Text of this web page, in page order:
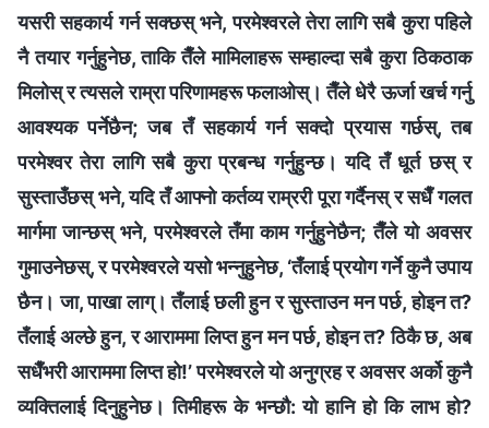
यसरी सहकार्य गर्न सक्छस् भने, परमेश्‍वरले तेरा लागि सबै कुरा पहिले
नै तयार गर्नुहुनेछ, ताकि तैँले मामिलाहरू सम्हाल्दा सबै कुरा ठिकठाक
मिलोस् र त्यसले राम्रा परिणामहरू फलाओस्। तैँले धेरै ऊर्जा खर्च गर्नु
आवश्यक पर्नेछैन; जब तँ सहकार्य गर्न सक्दो प्रयास गर्छस्, तब
परमेश्‍वर तेरा लागि सबै कुरा प्रबन्ध गर्नुहुन्छ। यदि तँ धूर्त छस् र
सुस्ताउँछस् भने, यदि तँ आफ्नो कर्तव्य राम्ररी पूरा गर्दैनस् र सधैँ गलत
मार्गमा जान्छस् भने, परमेश्‍वरले तँमा काम गर्नुहुनेछैन; तैँले यो अवसर
गुमाउनेछस्, र परमेश्‍वरले यसो भन्‍नुहुनेछ, ‘तँलाई प्रयोग गर्ने कुनै उपाय
छैन। जा, पाखा लाग्। तँलाई छली हुन र सुस्ताउन मन पर्छ, होइन त?
तँलाई अल्छे हुन, र आराममा लिप्त हुन मन पर्छ, होइन त? ठिकै छ, अब
सधैँभरी आराममा लिप्त हो!’ परमेश्‍वरले यो अनुग्रह र अवसर अर्को कुनै
व्यक्तिलाई दिनुहुनेछ। तिमीहरू के भन्छौ: यो हानि हो कि लाभ हो?